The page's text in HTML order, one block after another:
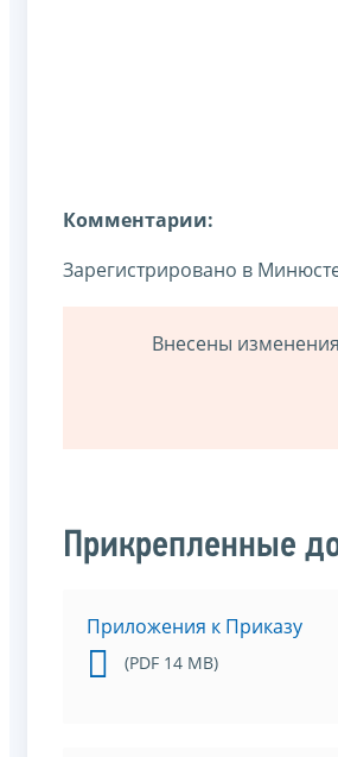
Комментарии:
Зарегистрировано в
Внесены изменения
Прикрепленные
Приложения к Приказу
(PDF 14 MB)